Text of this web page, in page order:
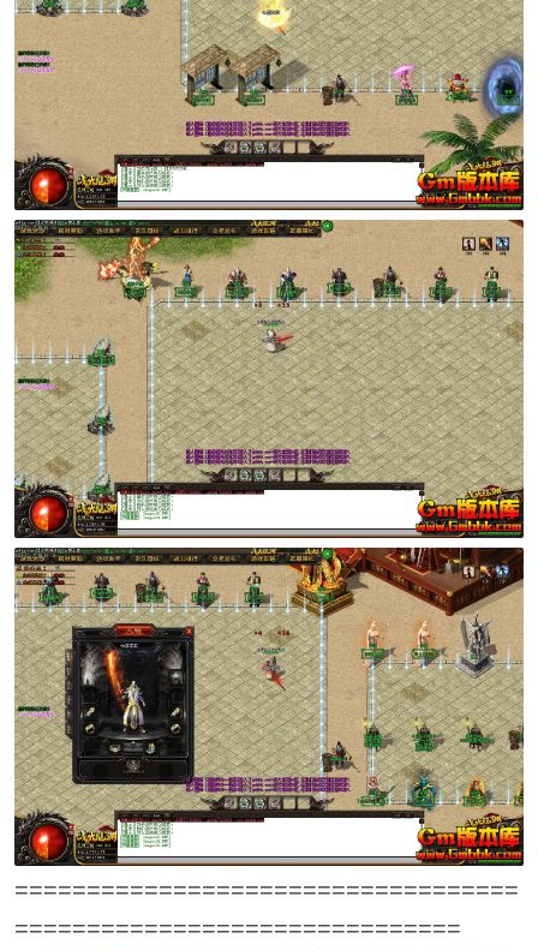
===================================
===============================